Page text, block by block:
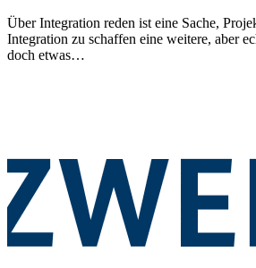
Über Integration reden ist eine Sache,
Integration zu schaffen eine weitere, aber
doch etwas…